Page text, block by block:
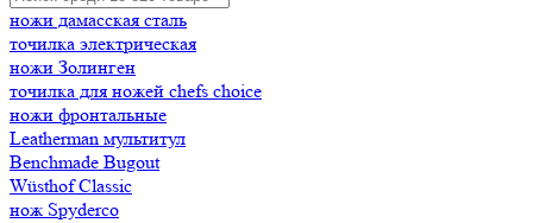
ножи дамасская сталь
точилка электрическая
ножи Золинген
точилка для ножей chefs choice
ножи фронтальные
Leatherman мультитул
Benchmade Bugout
Wüsthof Classic
нож Spyderco